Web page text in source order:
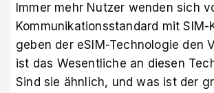
Immer mehr Nutzer wenden sich
Kommunikationsstandard mit SIM-
geben der eSIM-Technologie den
ist das Wesentliche an diesen
Sind sie ähnlich, und was ist der